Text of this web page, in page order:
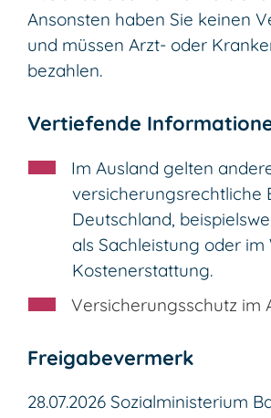
Ansonsten haben Sie keinen
und müssen Arzt- oder
bezahlen.
Vertiefende
Im Ausland gelten
versicherungsrechtliche
Deutschland,
als Sachleistung oder
Kostenerstattung.
Versicherungsschutz im
Freigabevermerk
28.07.2026 Sozialministerium